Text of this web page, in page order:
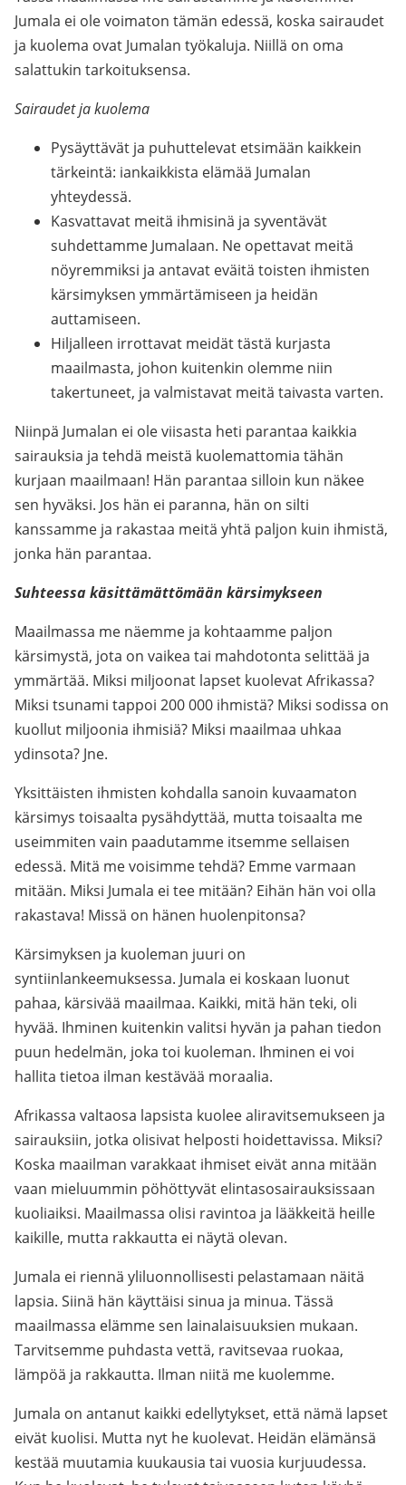
Jumala ei ole voimaton tämän edessä, koska sairaudet
ja kuolema ovat Jumalan työkaluja. Niillä on oma
salattukin tarkoituksensa.
Sairaudet ja kuolema
Pysäyttävät ja puhuttelevat etsimään kaikkein
tärkeintä: iankaikkista elämää Jumalan
yhteydessä.
Kasvattavat meitä ihmisinä ja syventävät
suhdettamme Jumalaan. Ne opettavat meitä
nöyremmiksi ja antavat eväitä toisten ihmisten
kärsimyksen ymmärtämiseen ja heidän
auttamiseen.
Hiljalleen irrottavat meidät tästä kurjasta
maailmasta, johon kuitenkin olemme niin
takertuneet, ja valmistavat meitä taivasta varten.
Niinpä Jumalan ei ole viisasta heti parantaa kaikkia
sairauksia ja tehdä meistä kuolemattomia tähän
kurjaan maailmaan! Hän parantaa silloin kun näkee
sen hyväksi. Jos hän ei paranna, hän on silti
kanssamme ja rakastaa meitä yhtä paljon kuin ihmistä,
jonka hän parantaa.
Suhteessa käsittämättömään kärsimykseen
Maailmassa me näemme ja kohtaamme paljon
kärsimystä, jota on vaikea tai mahdotonta selittää ja
ymmärtää. Miksi miljoonat lapset kuolevat Afrikassa?
Miksi tsunami tappoi 200 000 ihmistä? Miksi sodissa on
kuollut miljoonia ihmisiä? Miksi maailmaa uhkaa
ydinsota? Jne.
Yksittäisten ihmisten kohdalla sanoin kuvaamaton
kärsimys toisaalta pysähdyttää, mutta toisaalta me
useimmiten vain paadutamme itsemme sellaisen
edessä. Mitä me voisimme tehdä? Emme varmaan
mitään. Miksi Jumala ei tee mitään? Eihän hän voi olla
rakastava! Missä on hänen huolenpitonsa?
Kärsimyksen ja kuoleman juuri on
syntiinlankeemuksessa. Jumala ei koskaan luonut
pahaa, kärsivää maailmaa. Kaikki, mitä hän teki, oli
hyvää. Ihminen kuitenkin valitsi hyvän ja pahan tiedon
puun hedelmän, joka toi kuoleman. Ihminen ei voi
hallita tietoa ilman kestävää moraalia.
Afrikassa valtaosa lapsista kuolee aliravitsemukseen ja
sairauksiin, jotka olisivat helposti hoidettavissa. Miksi?
Koska maailman varakkaat ihmiset eivät anna mitään
vaan mieluummin pöhöttyvät elintasosairauksissaan
kuoliaiksi. Maailmassa olisi ravintoa ja lääkkeitä heille
kaikille, mutta rakkautta ei näytä olevan.
Jumala ei riennä yliluonnollisesti pelastamaan näitä
lapsia. Siinä hän käyttäisi sinua ja minua. Tässä
maailmassa elämme sen lainalaisuuksien mukaan.
Tarvitsemme puhdasta vettä, ravitsevaa ruokaa,
lämpöä ja rakkautta. Ilman niitä me kuolemme.
Jumala on antanut kaikki edellytykset, että nämä lapset
eivät kuolisi. Mutta nyt he kuolevat. Heidän elämänsä
kestää muutamia kuukausia tai vuosia kurjuudessa.